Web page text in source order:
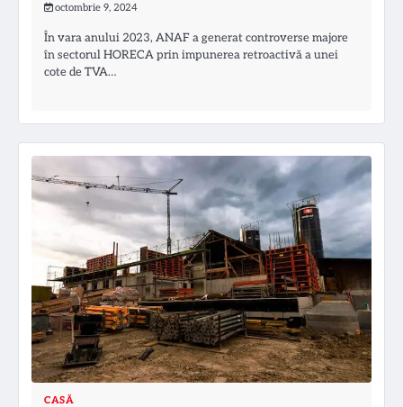
octombrie 9, 2024
În vara anului 2023, ANAF a generat controverse majore
în sectorul HORECA prin impunerea retroactivă a unei
cote de TVA…
CASĂ